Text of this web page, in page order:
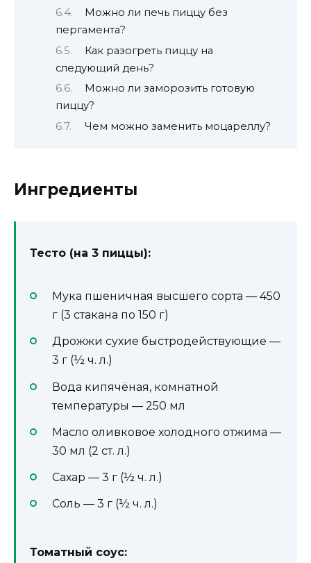
Можно ли печь пиццу без
пергамента?
Как разогреть пиццу на
следующий день?
Можно ли заморозить готовую
пиццу?
Чем можно заменить моцареллу?
Ингредиенты
Тесто (на 3 пиццы):
Мука пшеничная высшего сорта — 450
г (3 стакана по 150 г)
Дрожжи сухие быстродействующие —
3 г (½ ч. л.)
Вода кипячёная, комнатной
температуры — 250 мл
Масло оливковое холодного отжима —
30 мл (2 ст. л.)
Сахар — 3 г (½ ч. л.)
Соль — 3 г (½ ч. л.)
Томатный соус: